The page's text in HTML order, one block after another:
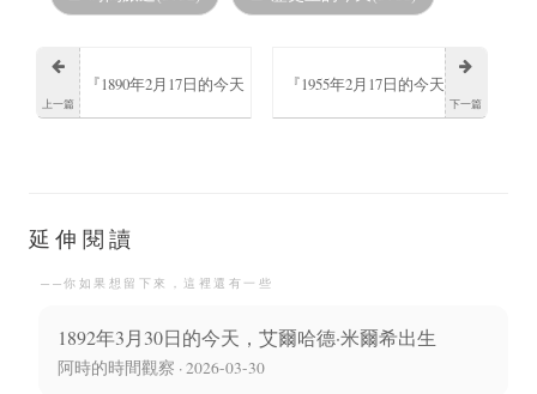
上一篇
『1890年2月17日的今天
生』
下一篇
『1955年2月17日的今天
延伸閱讀
──你如果想留下來，這裡還有一些
1892年3月30日的今天，艾爾哈德·米爾希出生
阿時的時間觀察 · 2026-03-30